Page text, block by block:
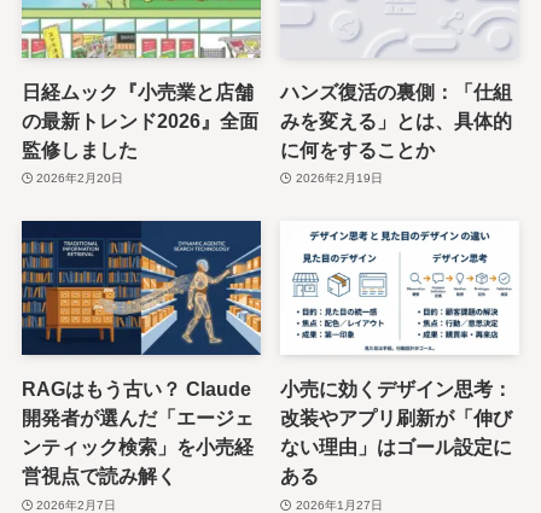
日経ムック『小売業と店舗
の最新トレンド2026』全面
監修しました
2026年2月20日
ハンズ復活の裏側：「仕組
みを変える」とは、具体的
に何をすることか
2026年2月19日
RAGはもう古い？ Claude
開発者が選んだ「エージェ
ンティック検索」を小売経
営視点で読み解く
2026年2月7日
小売に効くデザイン思考：
改装やアプリ刷新が「伸び
ない理由」はゴール設定に
ある
2026年1月27日